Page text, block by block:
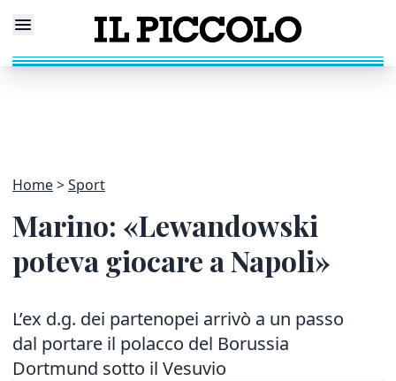
Home Sport
Marino: «Lewandowski
poteva giocare a Napoli»
L’ex d.g. dei partenopei arrivò a un passo
dal portare il polacco del Borussia
Dortmund sotto il Vesuvio